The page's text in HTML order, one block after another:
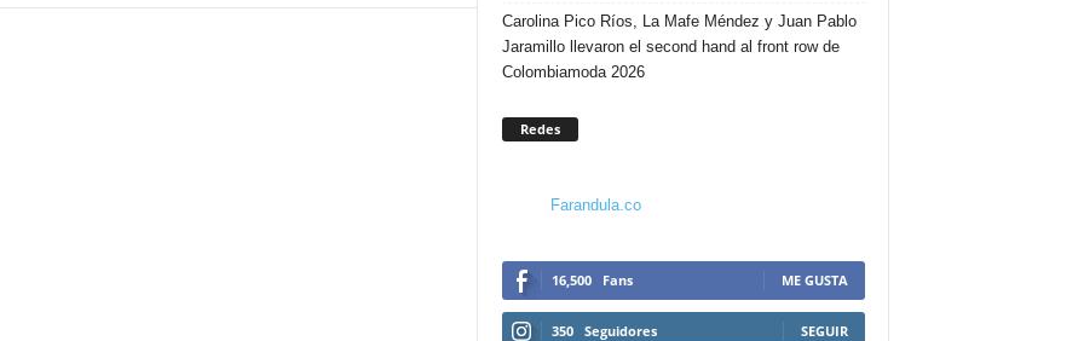
Carolina Pico Ríos, La Mafe Méndez y Juan Pablo
Jaramillo llevaron el second hand al front row de
Colombiamoda 2026
Redes
Farandula.co
16,500 Fans ME GUSTA
350 Seguidores SEGUIR